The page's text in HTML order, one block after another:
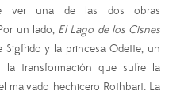
ver una de las dos obras
un lado, El Lago de los Cisnes
y la princesa Odette, un
la transformación que sufre la
malvado hechicero Rothbart. La